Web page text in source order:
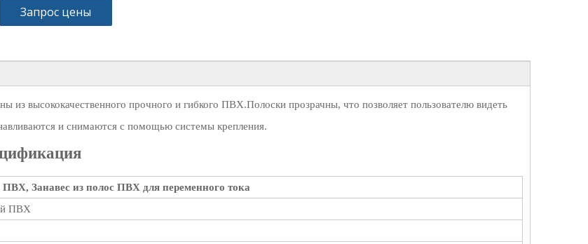
Запрос цены
из высококачественного прочного и гибкого ПВХ.Полоски прозрачны, что позволяет пользователю видеть
и снимаются с помощью системы крепления.
ПВХ, Занавес из полос ПВХ для переменного тока
ПВХ